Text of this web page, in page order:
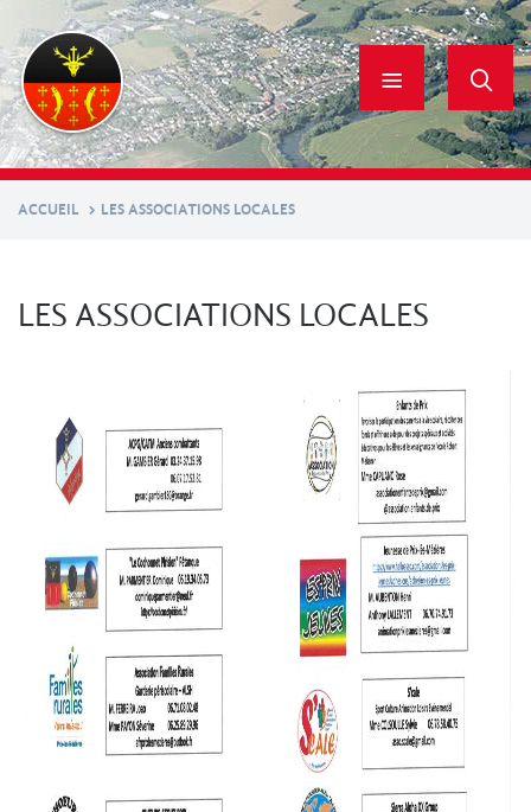
contenu
principal
ACCUEIL LES ASSOCIATIONS LOCALES
LES ASSOCIATIONS LOCALES